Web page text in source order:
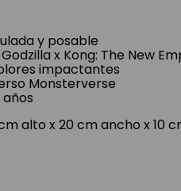
y posable
x Kong: The New
impactantes
Monsterverse
alto x 20 cm ancho x 10